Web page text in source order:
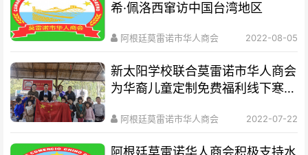
希·佩洛西窜访中国台湾地区
阿根廷莫雷诺市华人商会 2022-08-05
新太阳学校联合莫雷诺市华人商会
为华裔儿童定制免费福利线下寒假
阿根廷莫雷诺市华人商会 2022-07-22
阿根廷莫雷诺华人商会积极支持水